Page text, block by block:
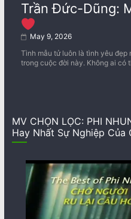
Trần Đức-Dũng:
May 9, 2026
Tình mẫu tử luôn là tình yêu
trong cuộc đời này. Không ai có
MV CHỌN LỌC: PHI
Hay Nhất Sự Nghiệp Của